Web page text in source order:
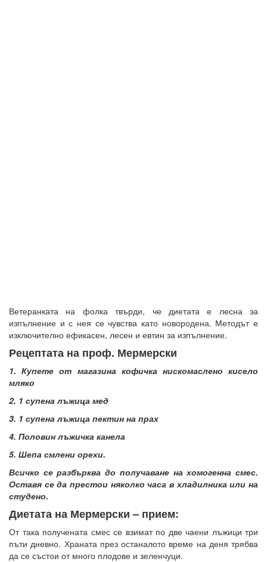
Ветеранката на фолка твърди, че диетата е лесна за
изпълнение и с нея се чувства като новородена. Методът е
изключително ефикасен, лесен и евтин за изпълнение.
Рецептата на проф. Мермерски
1. Купете от магазина кофичка нискомаслено кисело
мляко
2. 1 супена лъжица мед
3. 1 супена лъжица пектин на прах
4. Половин лъжичка канела
5. Шепа смлени орехи.
Всичко се разбърква до получаване на хомогенна смес.
Оставя се да престои няколко часа в хладилника или на
студено.
Диетата на Мермерски – прием:
От така получената смес се взимат по две чаени лъжици три
пъти дневно. Храната през останалото време на деня трябва
да се състои от много плодове и зеленчуци.